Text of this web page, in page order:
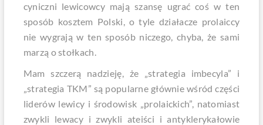
cyniczni lewicowcy mają szansę ugrać coś w ten
sposób kosztem Polski, o tyle działacze prolaiccy
nie wygrają w ten sposób niczego, chyba, że sami
marzą o stołkach.
Mam szczerą nadzieję, że „strategia imbecyla” i
„strategia TKM” są popularne głównie wśród części
liderów lewicy i środowisk „prolaickich”, natomiast
zwykli lewacy i zwykli ateiści i antyklerykałowie